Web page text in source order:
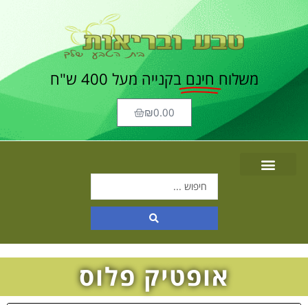
משלוח חינם בקנייה מעל 400 ש"ח
₪0.00
אופטיק פלוס